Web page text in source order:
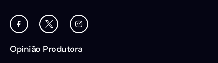
Opinião Produtora